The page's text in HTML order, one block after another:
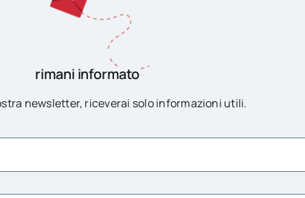
rimani informato
newsletter, riceverai solo informazioni utili.